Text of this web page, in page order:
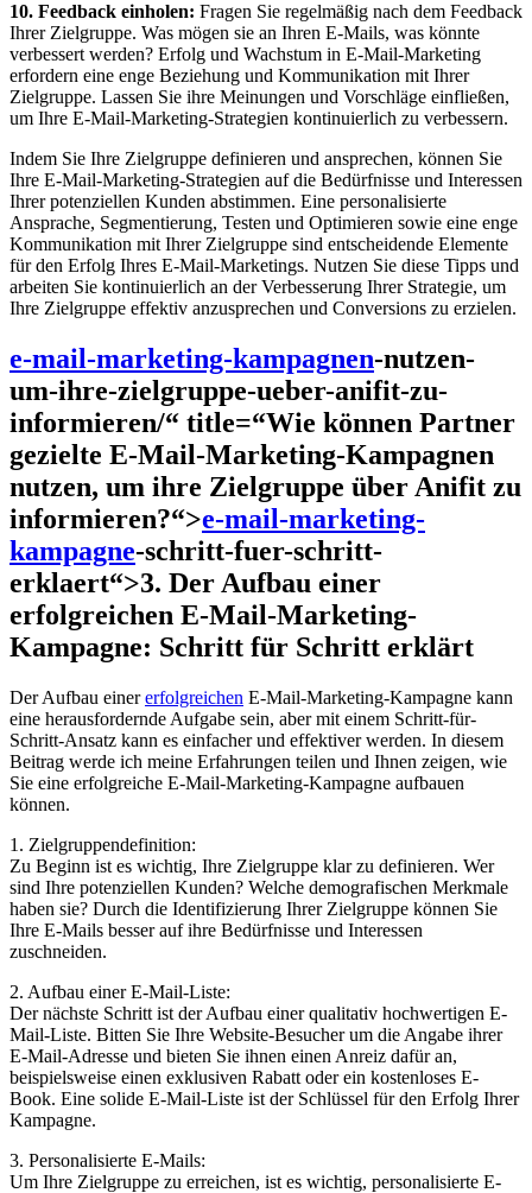
10. Feedback einholen: Fragen Sie regelmäßig nach dem Feedback
Ihrer Zielgruppe. Was mögen sie an Ihren E-Mails, was könnte
verbessert werden? Erfolg und Wachstum in E-Mail-Marketing
erfordern eine enge Beziehung und Kommunikation mit Ihrer
Zielgruppe. Lassen Sie ihre Meinungen und Vorschläge einfließen,
um Ihre E-Mail-Marketing-Strategien kontinuierlich zu verbessern.
Indem Sie Ihre Zielgruppe definieren und ansprechen, können Sie
Ihre E-Mail-Marketing-Strategien auf die Bedürfnisse und Interessen
Ihrer potenziellen Kunden abstimmen. Eine personalisierte
Ansprache, Segmentierung, Testen und Optimieren sowie eine enge
Kommunikation mit Ihrer Zielgruppe sind entscheidende Elemente
für den Erfolg Ihres E-Mail-Marketings. Nutzen Sie diese Tipps und
arbeiten Sie kontinuierlich an der Verbesserung Ihrer Strategie, um
Ihre Zielgruppe effektiv anzusprechen und Conversions zu erzielen.
e-mail-marketing-kampagnen-nutzen-
um-ihre-zielgruppe-ueber-anifit-zu-
informieren/“ title=“Wie können Partner
gezielte E-Mail-Marketing-Kampagnen
nutzen, um ihre Zielgruppe über Anifit zu
informieren?“>e-mail-marketing-
kampagne-schritt-fuer-schritt-
erklaert“>3. Der Aufbau einer
erfolgreichen E-Mail-Marketing-
Kampagne: Schritt für Schritt erklärt
Der Aufbau einererfolgreichen E-Mail-Marketing-Kampagne kann
eine herausfordernde Aufgabe sein, aber mit einem Schritt-für-
Schritt-Ansatz kann es einfacher und effektiver werden. In diesem
Beitrag werde ich meine Erfahrungen teilen und Ihnen zeigen, wie
Sie eine erfolgreiche E-Mail-Marketing-Kampagne aufbauen
können.
1. Zielgruppendefinition:
Zu Beginn ist es wichtig, Ihre Zielgruppe klar zu definieren. Wer
sind Ihre potenziellen Kunden? Welche demografischen Merkmale
haben sie? Durch die Identifizierung Ihrer Zielgruppe können Sie
Ihre E-Mails besser auf ihre Bedürfnisse und Interessen
zuschneiden.
2. Aufbau einer E-Mail-Liste:
Der nächste Schritt ist der Aufbau einer qualitativ hochwertigen E-
Mail-Liste. Bitten Sie Ihre Website-Besucher um die Angabe ihrer
E-Mail-Adresse und bieten Sie ihnen einen Anreiz dafür an,
beispielsweise einen exklusiven Rabatt oder ein kostenloses E-
Book. Eine solide E-Mail-Liste ist der Schlüssel für den Erfolg Ihrer
Kampagne.
3. Personalisierte E-Mails:
Um Ihre Zielgruppe zu erreichen, ist es wichtig, personalisierte E-